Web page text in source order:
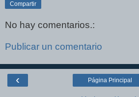
Compartir
No hay comentarios.:
Publicar un comentario
‹ Página Principal